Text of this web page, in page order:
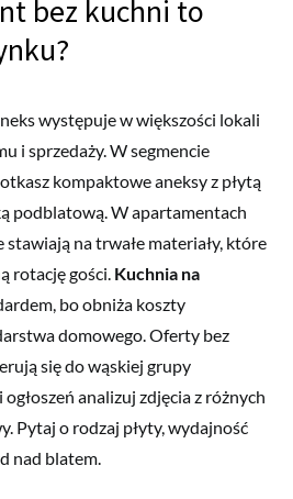
bez kuchni to
występuje w większości lokali
i sprzedaży. W segmencie
kompaktowe aneksy z płytą
podblatową. W apartamentach
stawiają na trwałe materiały, które
rotację gości. Kuchnia na
bo obniża koszty
domowego. Oferty bez
się do wąskiej grupy
analizuj zdjęcia z różnych
Pytaj o rodzaj płyty, wydajność
nad blatem.